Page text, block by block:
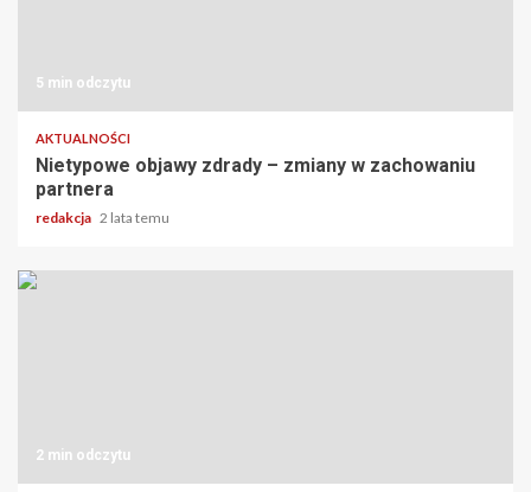
5 min odczytu
AKTUALNOŚCI
Nietypowe objawy zdrady – zmiany w zachowaniu
partnera
redakcja 2 lata temu
2 min odczytu